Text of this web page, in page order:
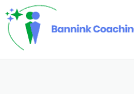
naar
de
inhoud